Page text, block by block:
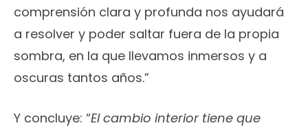
comprensión clara y profunda nos ayudará
a resolver y poder saltar fuera de la propia
sombra, en la que llevamos inmersos y a
oscuras tantos años.”
Y concluye: “El cambio interior tiene que